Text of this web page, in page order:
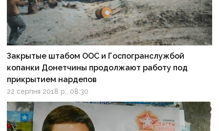
Закрытые штабом ООС и Госпогранслужбой
копанки Донетчины продолжают работу под
прикрытием нардепов
22 серпня 2018 р., 08:30